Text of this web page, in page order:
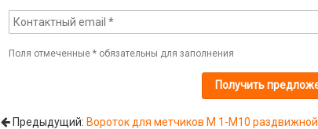
Поля отмеченные *обязательны для заполнения
Предыдущий: Вороток для метчиков М 1-М10 раздвижной